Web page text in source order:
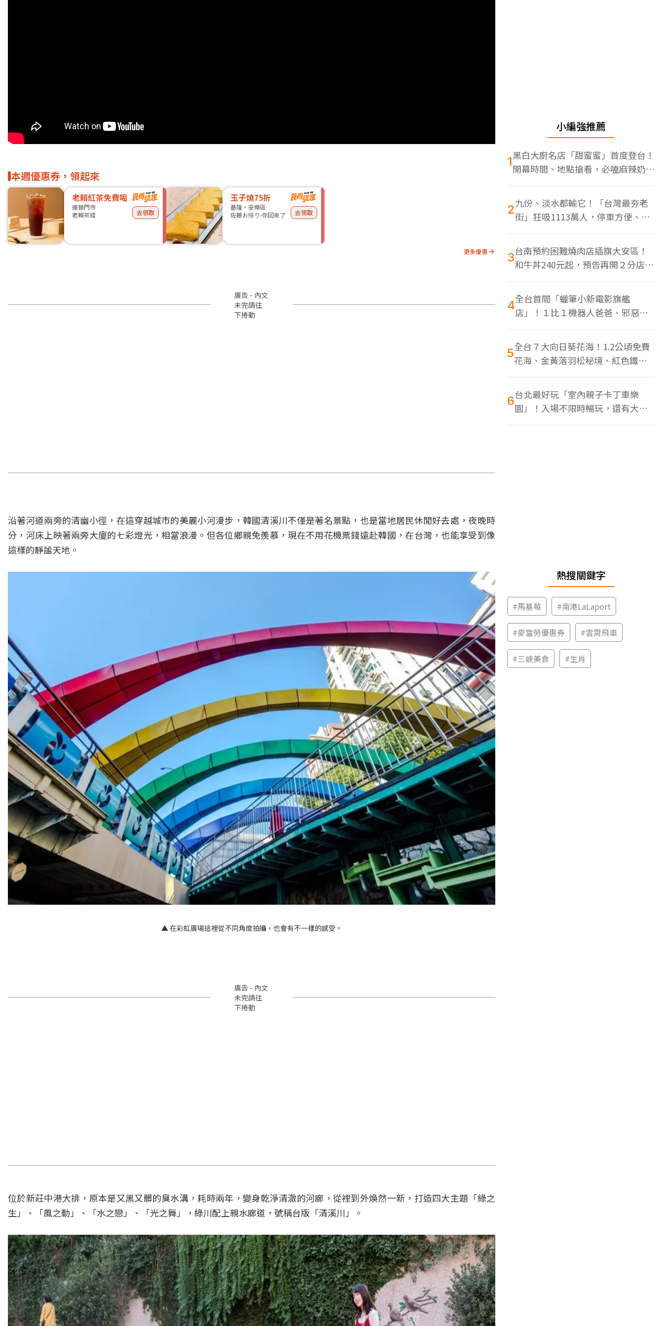
本週優惠券，領起來
老賴紅茶免費喝
連鎖門市
老賴茶棧
去領取
玉子燒75折
基隆・安樂區
佐藤お帰り-你回來了
去領取
更多優惠
廣告 - 內文
未完請往
下捲動
沿著河道兩旁的清幽小徑，在這穿越城市的美麗小河漫步，韓國清溪川不僅是著名景點，也是當地居民休閒好去處，夜晚時
分，河床上映著兩旁大廈的七彩燈光，相當浪漫。但各位鄉親免羨慕，現在不用花機票錢遠赴韓國，在台灣，也能享受到像
這樣的靜謐天地。
▲ 在彩虹廣場這裡從不同角度拍攝，也會有不一樣的感受。
廣告 - 內文
未完請往
下捲動
位於新莊中港大排，原本是又黑又髒的臭水溝，耗時兩年，變身乾淨清澈的河廊，從裡到外煥然一新，打造四大主題「綠之
生」、「風之動」、「水之戀」、「光之舞」，綠川配上親水廊道，號稱台版「清溪川」。
小編強推薦
1黑白大廚名店「甜蜜蜜」首度登台！
開幕時間、地點搶看，必嗑麻辣奶油
蝦
2九份、淡水都輸它！「台灣最夯老
街」狂吸1113萬人，停車方便、特
色美食多
3台南預約困難燒肉店插旗大安區！
和牛丼240元起，預告再開２分店、
地點曝光
4全台首間「蠟筆小新電影旗艦
店」！１比１機器人爸爸、邪惡正
男，百款周邊買翻
5全台７大向日葵花海！1.2公頃免費
花海、金黃落羽松秘境、紅色鐵橋
同框
6台北最好玩「室內親子卡丁車樂
園」！入場不限時暢玩，還有大螢
幕Switch遊戲區
熱搜關鍵字
#馬基莓 #南港LaLaport
#麥當勞優惠券 #雲霄飛車
#三峽美食 #生肖